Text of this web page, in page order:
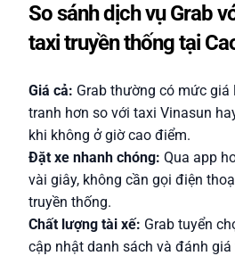
So sánh dịch vụ Grab
taxi truyền thống tại
Giá cả: Grab thường có mức giá
tranh hơn so với taxi Vinasun
khi không ở giờ cao điểm.
Đặt xe nhanh chóng: Qua app
vài giây, không cần gọi điện
truyền thống.
Chất lượng tài xế: Grab tuyển
cập nhật danh sách và đánh